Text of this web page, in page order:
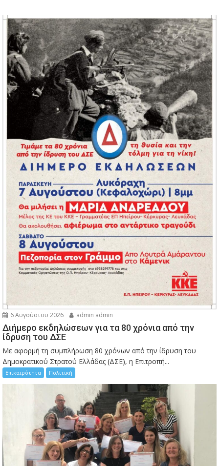
6 Αυγούστου 2026 admin admin
Διήμερο εκδηλώσεων για τα 80 χρόνια από την
ίδρυση του ΔΣΕ
Με αφορμή τη συμπλήρωση 80 χρόνων από την ίδρυση του
Δημοκρατικού Στρατού Ελλάδας (ΔΣΕ), η Επιτροπή...
Επικαιρότητα Πολιτική